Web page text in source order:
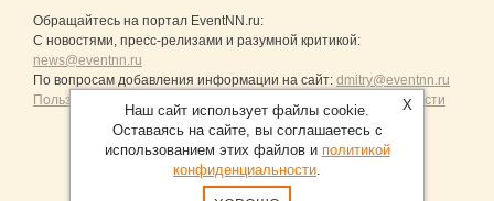
Обращайтесь на портал EventNN.ru:
С новостями, пресс-релизами и разумной критикой:
news@eventnn.ru
По вопросам добавления информации на сайт: dmitry@eventnn.ru
Пользовательское Соглашение и политика конфиденциальности
Продвижение сайтов Санкт-Петербург
X
Наш сайт использует файлы cookie.
Оставаясь на сайте, вы соглашаетесь с
использованием этих файлов и политикой
конфиденциальности.